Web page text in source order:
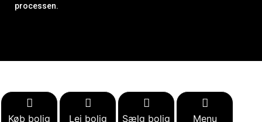
Køb bolig Lej bolig Sælg bolig Menu
processen.